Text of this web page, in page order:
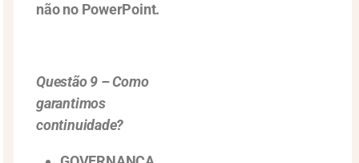
não no PowerPoint.
Questão 9 – Como
garantimos
continuidade?